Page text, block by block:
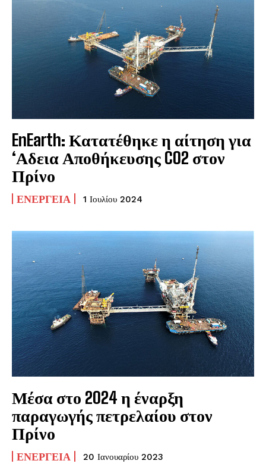
EnEarth: Κατατέθηκε η αίτηση για
‘Αδεια Αποθήκευσης CO2 στον
Πρίνο
ΕΝΈΡΓΕΙΑ 1 Ιουλίου 2024
Μέσα στο 2024 η έναρξη
παραγωγής πετρελαίου στον
Πρίνο
ΕΝΈΡΓΕΙΑ 20 Ιανουαρίου 2023